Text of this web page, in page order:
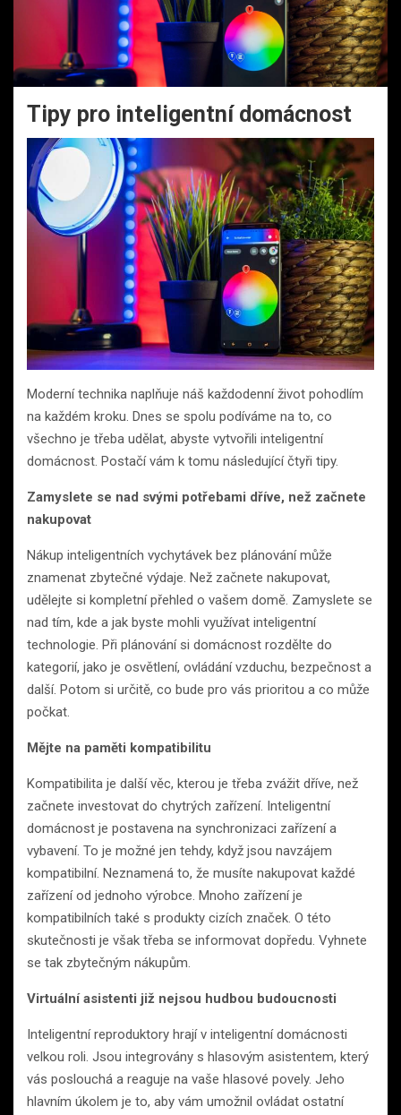
Tipy pro inteligentní domácnost
Moderní technika naplňuje náš každodenní život pohodlím
na každém kroku. Dnes se spolu podíváme na to, co
všechno je třeba udělat, abyste vytvořili inteligentní
domácnost. Postačí vám k tomu následující čtyři tipy.
Zamyslete se nad svými potřebami dříve, než začnete
nakupovat
Nákup inteligentních vychytávek bez plánování může
znamenat zbytečné výdaje. Než začnete nakupovat,
udělejte si kompletní přehled o vašem domě. Zamyslete se
nad tím, kde a jak byste mohli využívat inteligentní
technologie. Při plánování si domácnost rozdělte do
kategorií, jako je osvětlení, ovládání vzduchu, bezpečnost a
další. Potom si určitě, co bude pro vás prioritou a co může
počkat.
Mějte na paměti kompatibilitu
Kompatibilita je další věc, kterou je třeba zvážit dříve, než
začnete investovat do chytrých zařízení. Inteligentní
domácnost je postavena na synchronizaci zařízení a
vybavení. To je možné jen tehdy, když jsou navzájem
kompatibilní. Neznamená to, že musíte nakupovat každé
zařízení od jednoho výrobce. Mnoho zařízení je
kompatibilních také s produkty cizích značek. O této
skutečnosti je však třeba se informovat dopředu. Vyhnete
se tak zbytečným nákupům.
Virtuální asistenti již nejsou hudbou budoucnosti
Inteligentní reproduktory hrají v inteligentní domácnosti
velkou roli. Jsou integrovány s hlasovým asistentem, který
vás poslouchá a reaguje na vaše hlasové povely. Jeho
hlavním úkolem je to, aby vám umožnil ovládat ostatní